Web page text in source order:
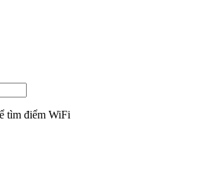
tìm điểm WiFi